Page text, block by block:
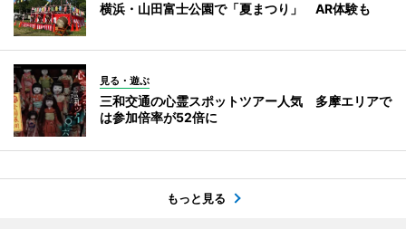
横浜・山田富士公園で「夏まつり」 AR体験も
見る・遊ぶ
三和交通の心霊スポットツアー人気 多摩エリアで
は参加倍率が52倍に
もっと見る